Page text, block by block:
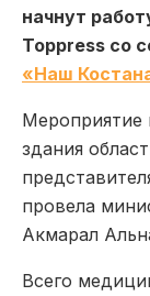
начнут
Toppress со
«Наш
Мероприятие
здания
провела
Акмарал
Всего